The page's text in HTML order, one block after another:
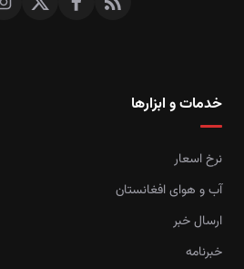
خدمات و ابزارها
نرخ اسعار
آب و هوای افغانستان
ارسال خبر
خبرنامه